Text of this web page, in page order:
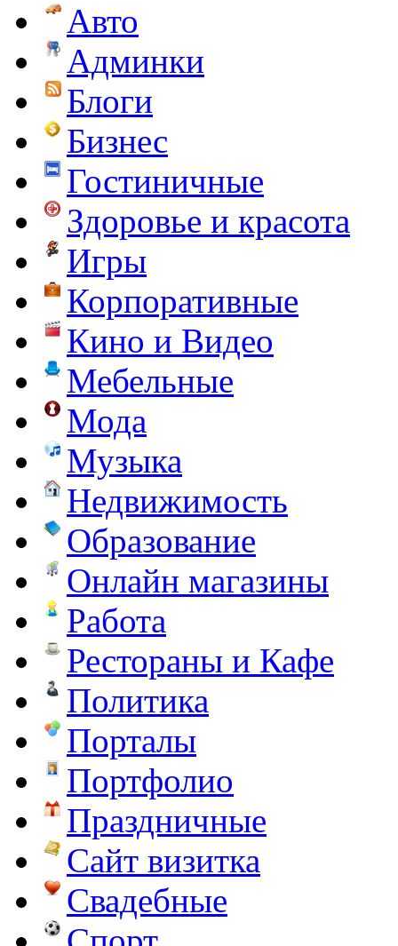
Авто
Админки
Блоги
Бизнес
Гостиничные
Здоровье и красота
Игры
Корпоративные
Кино и Видео
Мебельные
Мода
Музыка
Недвижимость
Образование
Онлайн магазины
Работа
Рестораны и Кафе
Политика
Порталы
Портфолио
Праздничные
Сайт визитка
Свадебные